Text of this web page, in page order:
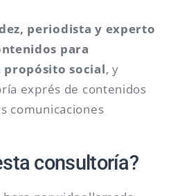
periodista y experto
para
propósito social, y
exprés de contenidos
comunicaciones
consultoría?